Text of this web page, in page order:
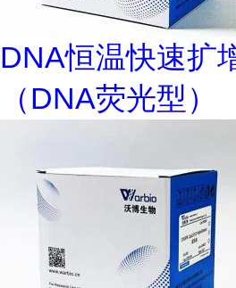
DNA恒温快速扩
（DNA荧光型）